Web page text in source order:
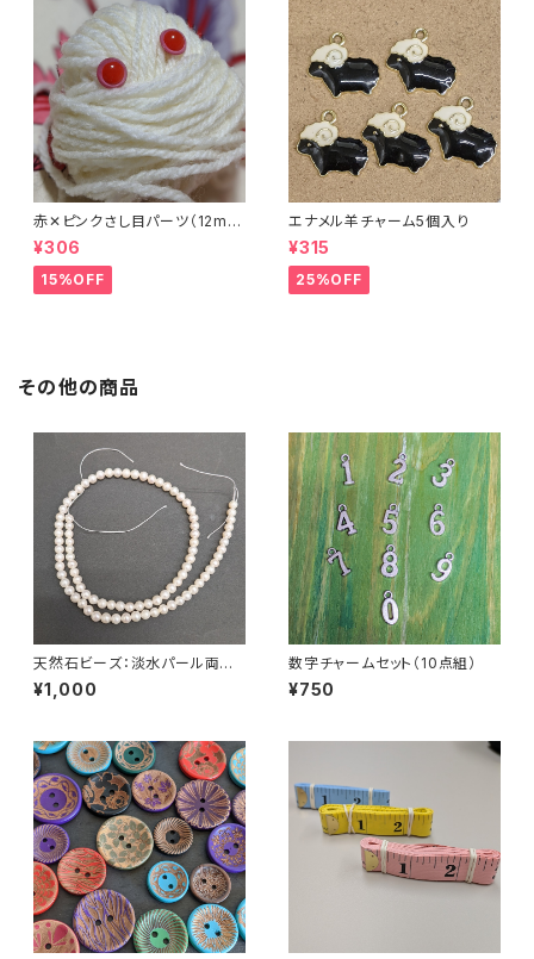
赤✕ピンクさし目パーツ（12m
m）（4個セット）
¥306
15%OFF
エナメル羊チャーム5個入り
¥315
25%OFF
その他の商品
天然石ビーズ：淡水パール両穴
ラウンド4ｍｍ 1連
¥1,000
数字チャームセット（10点組）
¥750